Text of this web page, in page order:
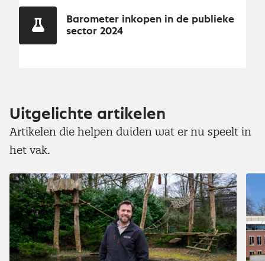
Barometer inkopen in de publieke
sector 2024
Uitgelichte artikelen
Artikelen die helpen duiden wat er nu speelt in
het vak.